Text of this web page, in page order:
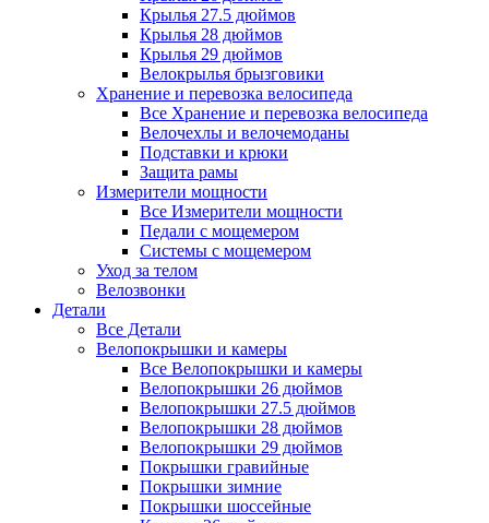
Крылья 27.5 дюймов
Крылья 28 дюймов
Крылья 29 дюймов
Велокрылья брызговики
Хранение и перевозка велосипеда
Все Хранение и перевозка велосипеда
Велочехлы и велочемоданы
Подставки и крюки
Защита рамы
Измерители мощности
Все Измерители мощности
Педали с мощемером
Системы с мощемером
Уход за телом
Велозвонки
Детали
Все Детали
Велопокрышки и камеры
Все Велопокрышки и камеры
Велопокрышки 26 дюймов
Велопокрышки 27.5 дюймов
Велопокрышки 28 дюймов
Велопокрышки 29 дюймов
Покрышки гравийные
Покрышки зимние
Покрышки шоссейные